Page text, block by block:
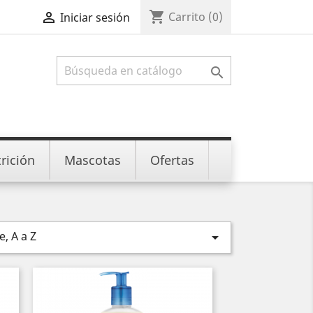
 Iniciar sesión shopping_cart Carrito (0)

Mascotas Ofertas
A a Z 